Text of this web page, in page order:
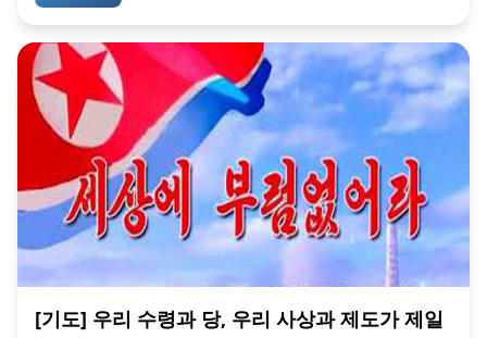
[기도] 우리 수령과 당, 우리 사상과 제도가 제일